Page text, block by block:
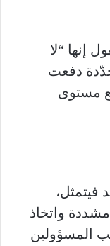
إنها “لا
دفعت
مستوى
فيتمثل،
واتخاذ
المسؤولين